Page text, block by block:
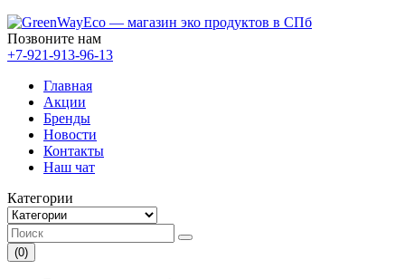
Позвоните нам
+7-921-913-96-13
Главная
Акции
Бренды
Новости
Контакты
Наш чат
Категории
(0)